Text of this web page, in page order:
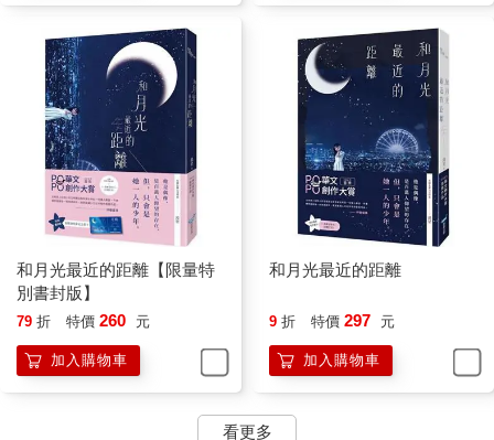
「配對確認，死亡倒數計時開始，請與您的配對對象盡速見
面！」
手機持續震動，延江宇冷眼掃向螢幕，那行寫著「死亡倒數」的
系統訊息，在他眼中荒謬到可笑。
他試圖從聊天介面尋找解除配對的選項，卻怎麼都找不到。
繩圈圈的虛擬頭像並不討喜，輕微泛紫的眼窩，像營養不良的黑
眼圈，或是花掉的眼妝。
延江宇有點後悔沒想清楚就載下這莫名其妙的程式。
繩圈圈還在鍥而不捨地傳訊息，延江宇沒回覆半句，他退出
APP，打算直接解除安裝。
他按下移除按鈕，但螢幕上的清除程序怎麼跑都跑不完，紅綠提
示框再次強勢霸占視線——
「程式清除失敗，死亡倒數計時中，請與您的配對對象盡速見
面！」
倒數計時器像是寄生蟲，死纏在他的主頁不放。上頭時間顯示七
和月光最近的距離【限量特
別書封版】
79 折 特價 260 元
加入購物車
和月光最近的距離
9 折 特價 297 元
加入購物車
看更多